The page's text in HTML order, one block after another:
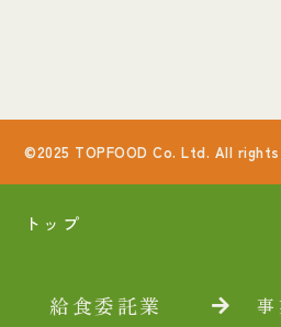
©2025 TOPFOOD Co. Ltd. All rights
トップ
給食委託業